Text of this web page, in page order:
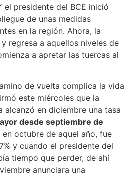
el presidente del BCE inició
de unas medidas
en la región. Ahora, la
regresa a aquellos niveles de
a apretar las tuercas al
de vuelta complica la vida
este miércoles que la
alcanzó en diciembre una tasa
desde septiembre de
en octubre de aquel año, fue
y cuando el presidente del
tiempo que perder, de ahí
anunciara una